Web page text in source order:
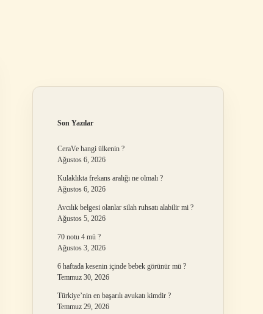
Son Yazılar
CeraVe hangi ülkenin ?
Ağustos 6, 2026
Kulaklıkta frekans aralığı ne olmalı ?
Ağustos 6, 2026
Avcılık belgesi olanlar silah ruhsatı alabilir mi ?
Ağustos 5, 2026
70 notu 4 mü ?
Ağustos 3, 2026
6 haftada kesenin içinde bebek görünür mü ?
Temmuz 30, 2026
Türkiye’nin en başarılı avukatı kimdir ?
Temmuz 29, 2026